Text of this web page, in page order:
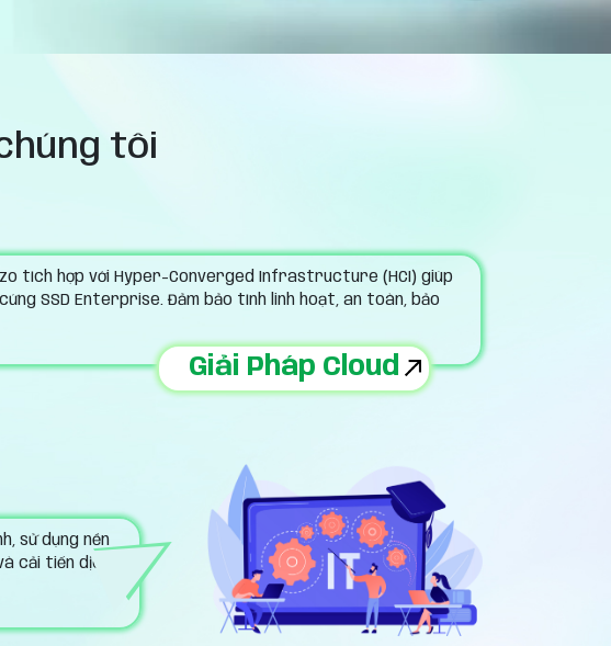
tôi
tích hợp với Hyper-Converged Infrastructure (HCI) giúp
SSD Enterprise. Đảm bảo tính linh hoạt, an toàn, bảo
Giải Pháp Cloud
sử dụng nền
cải tiến dịch